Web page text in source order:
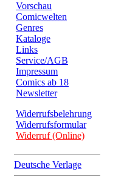
Vorschau
Comicwelten
Genres
Kataloge
Links
Service/AGB
Impressum
Comics ab 18
Newsletter
Widerrufsbelehrung
Widerrufsformular
Widerruf (Online)
Deutsche Verlage